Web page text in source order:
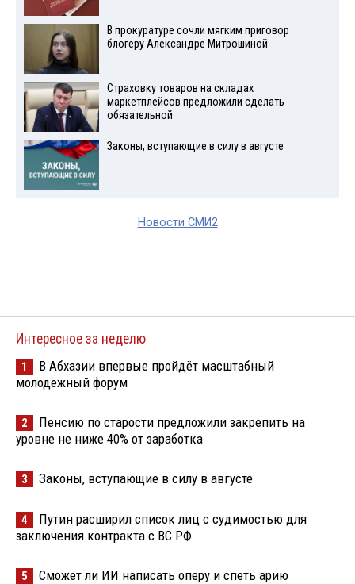
В прокуратуре сочли мягким приговор
блогеру Александре Митрошиной
Страховку товаров на складах
маркетплейсов предложили сделать
обязательной
Законы, вступающие в силу в августе
Новости СМИ2
Интересное за неделю
1
В Абхазии впервые пройдёт масштабный
молодёжный форум
2
Пенсию по старости предложили закрепить на
уровне не ниже 40% от заработка
3 Законы, вступающие в силу в августе
4
Путин расширил список лиц с судимостью для
заключения контракта с ВС РФ
5 Сможет ли ИИ написать оперу и спеть арию